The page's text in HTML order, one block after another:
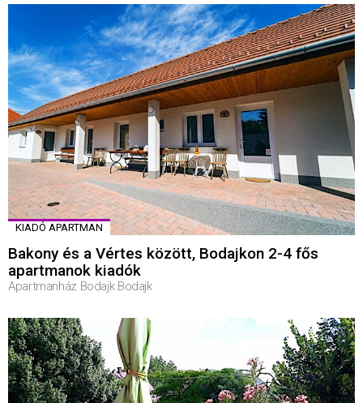
KIADÓ APARTMAN
Bakony és a Vértes között, Bodajkon 2-4 fős
apartmanok kiadók
Apartmanház Bodajk Bodajk